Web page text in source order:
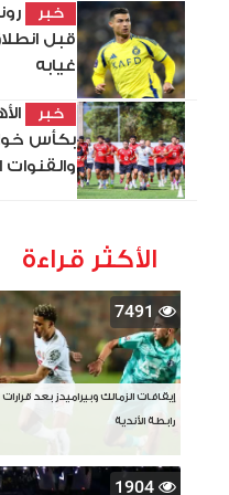
خبر
قبل
غيابه
خبر
والقنوات
الأكثر قراءة
7491
إيقافات الزمالك وبيراميدز بعد قرارات
رابطة الأندية
1904